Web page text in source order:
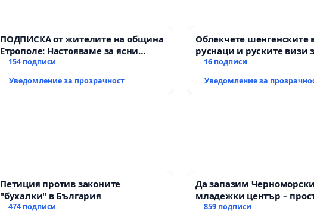
ПОДПИСКА от жителите на община
Етрополе: Настояваме за ясни
гаранции от “Елаците-МЕД” АД и от
всички екологични норми!
154 подписи
Уведомление за прозрачност
Облекчете шенгенските
руснаци и руските визи
българи
16 подписи
Уведомление за
Петиция против законите
"бухалки" в България
474 подписи
Да запазим Черноморски
младежки център –
за младите на Варна
859 подписи